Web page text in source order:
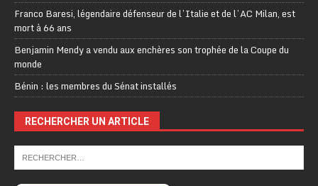
Franco Baresi, légendaire défenseur de l’Italie et de l’AC Milan, est
mort à 66 ans
Benjamin Mendy a vendu aux enchères son trophée de la Coupe du
monde
Bénin : les membres du Sénat installés
RECHERCHER UN ARTICLE